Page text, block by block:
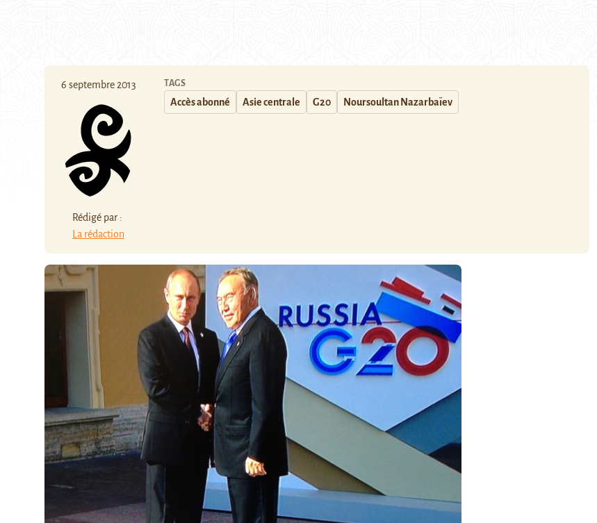
6 septembre 2013
Rédigé par :
La rédaction
TAGS
Accès abonné Asie centrale G20 Noursoultan Nazarbaïev